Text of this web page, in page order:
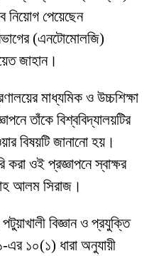
নিয়োগ পেয়েছেন
(এনটোমোলজি)
জাহান।
মাধ্যমিক ও উচ্চশিক্ষা
তাঁকে বিশ্ববিদ্যালয়টির
বিষয়টি জানানো হয়।
করা ওই প্রজ্ঞাপনে স্বাক্ষর
আলম সিরাজ।
বিজ্ঞান ও প্রযুক্তি
১০(১) ধারা অনুযায়ী